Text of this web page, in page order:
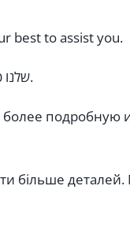
best to assist you.
* האם אתה מצפה להזמין מזל”ט אלה? אנא הוסף את מזהה ה-Whatsapp או LINE שלנו כדי לדון בפרטים נוספים. אנו נעשה כמיטב יכולתנו לסייע לך.
более
більше